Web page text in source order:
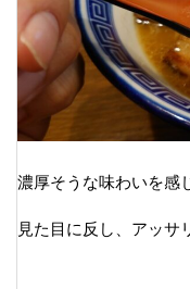
濃厚そうな味わいを感
見た目に反し、アッサ